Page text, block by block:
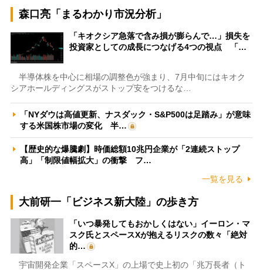
森口亮「まるわかり市況分析」
「キオクシア急落で含み損が膨らんで…」損失を
投資家としての成長につなげる4つの視点 「…
半導体株を中心に相場の調整色が強まり、7月中旬にはキオク
シアホールディングスがストップ安をつけるな…
「NYダウは高値更新、ナスダック・S&P500は足踏み」が意味
する米国株市場の変化 半…
【歴史的な爆騰劇】時価総額10兆円企業が「2連続ストップ
高」「制限値幅拡大」の衝撃 フ…
一覧を見る
大前研一「ビジネス新大陸」の歩き方
「いつ暴発してもおかしくはない」イーロン・マ
スク氏とスペースXが抱えるリスクの数々「絶対
的…
宇宙開発企業「スペースX」の上場で史上初の「兆万長者（ト